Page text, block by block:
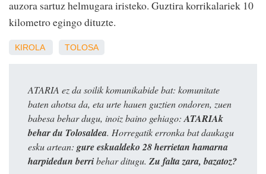
auzora sartuz helmugara iristeko. Guztira korrikalariek 10
kilometro egingo dituzte.
KIROLA TOLOSA
ATARIA ez da soilik komunikabide bat: komunitate
baten ahotsa da, eta urte hauen guztien ondoren, zuen
babesa behar dugu, inoiz baino gehiago:ATARIAk
behar du Tolosaldea. Horregatik erronka bat daukagu
esku artean: gure eskualdeko 28 herrietan hamarna
harpidedun berribehar ditugu. Zu falta zara, bazatoz?